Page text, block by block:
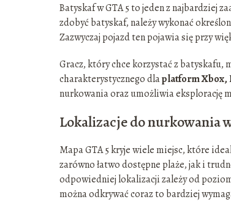
Batyskaf w GTA 5 to jeden z najbardziej
zdobyć batyskaf, należy wykonać
Zazwyczaj pojazd ten pojawia się przy
Gracz, który chce korzystać z batyskafu,
charakterystycznego dlaplatform Xbox,
nurkowania oraz umożliwia eksplorację
Lokalizacje do nurkowania
Mapa GTA 5 kryje wiele miejsc, które
zarówno łatwo dostępne plaże, jak i
odpowiedniej lokalizacji zależy od
można odkrywać coraz to bardziej